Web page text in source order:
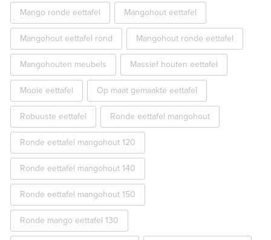
Mango ronde eettafel Mangohout eettafel
Mangohout eettafel rond Mangohout ronde eettafel
Mangohouten meubels Massief houten eettafel
Mooie eettafel Op maat gemaakte eettafel
Robuuste eettafel Ronde eettafel mangohout
Ronde eettafel mangohout 120
Ronde eettafel mangohout 140
Ronde eettafel mangohout 150
Ronde mango eettafel 130